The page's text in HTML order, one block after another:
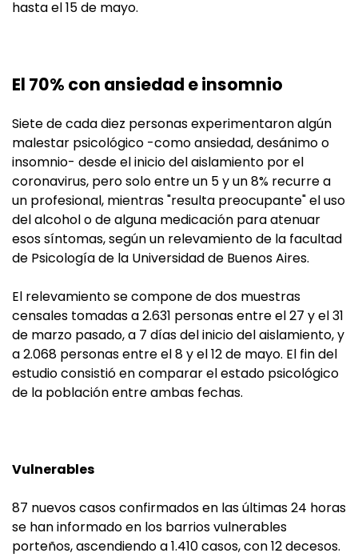
hasta el 15 de mayo.
El 70% con ansiedad e insomnio
Siete de cada diez personas experimentaron algún
malestar psicológico -como ansiedad, desánimo o
insomnio- desde el inicio del aislamiento por el
coronavirus, pero solo entre un 5 y un 8% recurre a
un profesional, mientras "resulta preocupante" el uso
del alcohol o de alguna medicación para atenuar
esos síntomas, según un relevamiento de la facultad
de Psicología de la Universidad de Buenos Aires.
El relevamiento se compone de dos muestras
censales tomadas a 2.631 personas entre el 27 y el 31
de marzo pasado, a 7 días del inicio del aislamiento, y
a 2.068 personas entre el 8 y el 12 de mayo. El fin del
estudio consistió en comparar el estado psicológico
de la población entre ambas fechas.
Vulnerables
87 nuevos casos confirmados en las últimas 24 horas
se han informado en los barrios vulnerables
porteños, ascendiendo a 1.410 casos, con 12 decesos.